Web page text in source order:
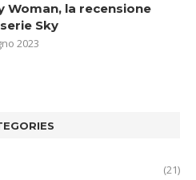
Woman, la recensione
Sky
2023
(21)